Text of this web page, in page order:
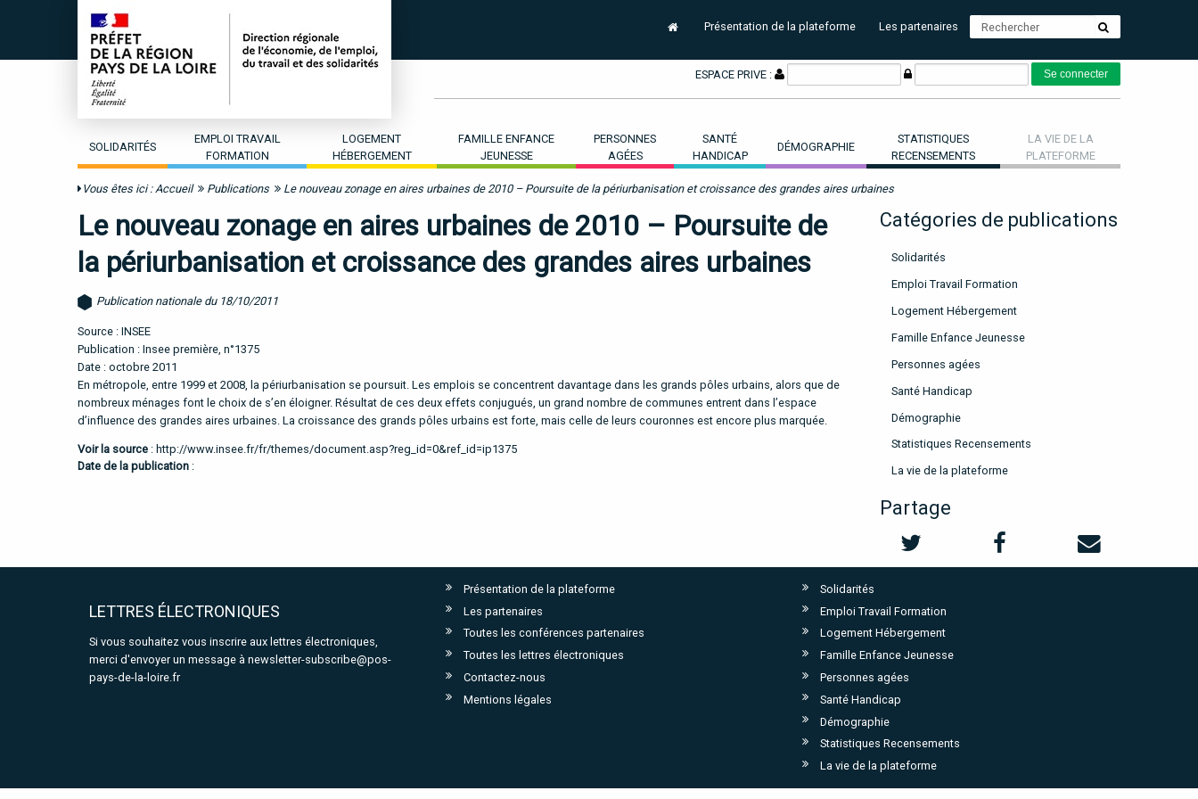
Présentation de la plateforme Les partenaires
ESPACE PRIVE :
SOLIDARITÉS
EMPLOI TRAVAIL
FORMATION
LOGEMENT
HÉBERGEMENT
FAMILLE ENFANCE
JEUNESSE
PERSONNES
AGÉES
SANTÉ
HANDICAP
DÉMOGRAPHIE
STATISTIQUES
RECENSEMENTS
LA VIE DE LA
PLATEFORME
Vous êtes ici : Accueil Publications Le nouveau zonage en aires urbaines de 2010 – Poursuite de la périurbanisation et croissance des grandes aires urbaines
Le nouveau zonage en aires urbaines de 2010 – Poursuite de
la périurbanisation et croissance des grandes aires urbaines
Publication nationale du 18/10/2011
Source : INSEE
Publication : Insee première, n°1375
Date : octobre 2011
En métropole, entre 1999 et 2008, la périurbanisation se poursuit. Les emplois se concentrent davantage dans les grands pôles urbains, alors que de
nombreux ménages font le choix de s’en éloigner. Résultat de ces deux effets conjugués, un grand nombre de communes entrent dans l’espace
d’influence des grandes aires urbaines. La croissance des grands pôles urbains est forte, mais celle de leurs couronnes est encore plus marquée.
Voir la source : http://www.insee.fr/fr/themes/document.asp?reg_id=0&ref_id=ip1375
Date de la publication :
Catégories de publications
Solidarités
Emploi Travail Formation
Logement Hébergement
Famille Enfance Jeunesse
Personnes agées
Santé Handicap
Démographie
Statistiques Recensements
La vie de la plateforme
Partage
LETTRES ÉLECTRONIQUES
Si vous souhaitez vous inscrire aux lettres électroniques,
merci d'envoyer un message à newsletter-subscribe@pos-
pays-de-la-loire.fr
Présentation de la plateforme
Les partenaires
Toutes les conférences partenaires
Toutes les lettres électroniques
Contactez-nous
Mentions légales
Solidarités
Emploi Travail Formation
Logement Hébergement
Famille Enfance Jeunesse
Personnes agées
Santé Handicap
Démographie
Statistiques Recensements
La vie de la plateforme